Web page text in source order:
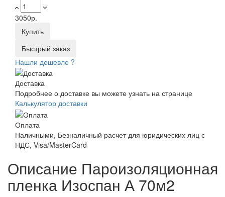
3050р.
Купить
Быстрый заказ
Нашли дешевле ?
Доставка
Подробнее о доставке вы можете узнать на странице
Калькулятор доставки
Оплата
Наличными, Безналичный расчет для юридических лиц с
НДС, Visa/MasterCard
Описание Пароизоляционная
пленка Изоспан А 70м2